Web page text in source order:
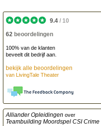
9.4 / 10
62 beoordelingen
100% van de klanten
beveelt dit bedrijf aan.
bekijk alle beoordelingen
van LivingTale Theater
Alliander Opleidingen over
Teambuilding Moordspel CSI Crime